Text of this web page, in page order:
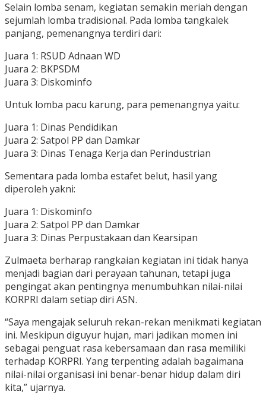
Selain lomba senam, kegiatan semakin meriah dengan
sejumlah lomba tradisional. Pada lomba tangkalek
panjang, pemenangnya terdiri dari:
Juara 1: RSUD Adnaan WD
Juara 2: BKPSDM
Juara 3: Diskominfo
Untuk lomba pacu karung, para pemenangnya yaitu:
Juara 1: Dinas Pendidikan
Juara 2: Satpol PP dan Damkar
Juara 3: Dinas Tenaga Kerja dan Perindustrian
Sementara pada lomba estafet belut, hasil yang
diperoleh yakni:
Juara 1: Diskominfo
Juara 2: Satpol PP dan Damkar
Juara 3: Dinas Perpustakaan dan Kearsipan
Zulmaeta berharap rangkaian kegiatan ini tidak hanya
menjadi bagian dari perayaan tahunan, tetapi juga
pengingat akan pentingnya menumbuhkan nilai-nilai
KORPRI dalam setiap diri ASN.
“Saya mengajak seluruh rekan-rekan menikmati kegiatan
ini. Meskipun diguyur hujan, mari jadikan momen ini
sebagai penguat rasa kebersamaan dan rasa memiliki
terhadap KORPRI. Yang terpenting adalah bagaimana
nilai-nilai organisasi ini benar-benar hidup dalam diri
kita,” ujarnya.